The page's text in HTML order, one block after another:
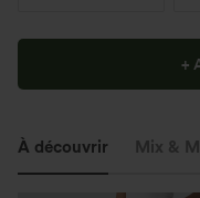
+
À découvrir Mix &